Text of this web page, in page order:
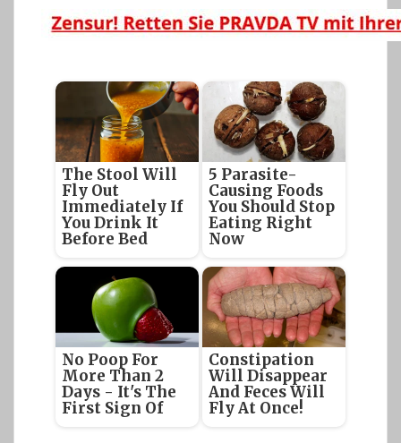
The Stool Will
Fly Out
Immediately If
You Drink It
Before Bed
5 Parasite-
Causing Foods
You Should Stop
Eating Right
Now
No Poop For
More Than 2
Days - It's The
First Sign Of
Constipation
Will Disappear
And Feces Will
Fly At Once!